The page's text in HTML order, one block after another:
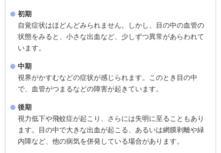
初期
自覚症状はほどんどみられません。しかし、目の中の血管の
状態をみると、小さな出血など、少しずつ異常があらわれて
います。
中期
視界がかすむなどの症状が感じられます。このとき目の中
で、血管がつまるなどの障害が起きています。
後期
視力低下や飛蚊症が起こり、さらには失明に至ることもあり
ます。目の中で大きな出血が起こる、あるいは網膜剥離や緑
内障など、他の病気を併発している場合があります。